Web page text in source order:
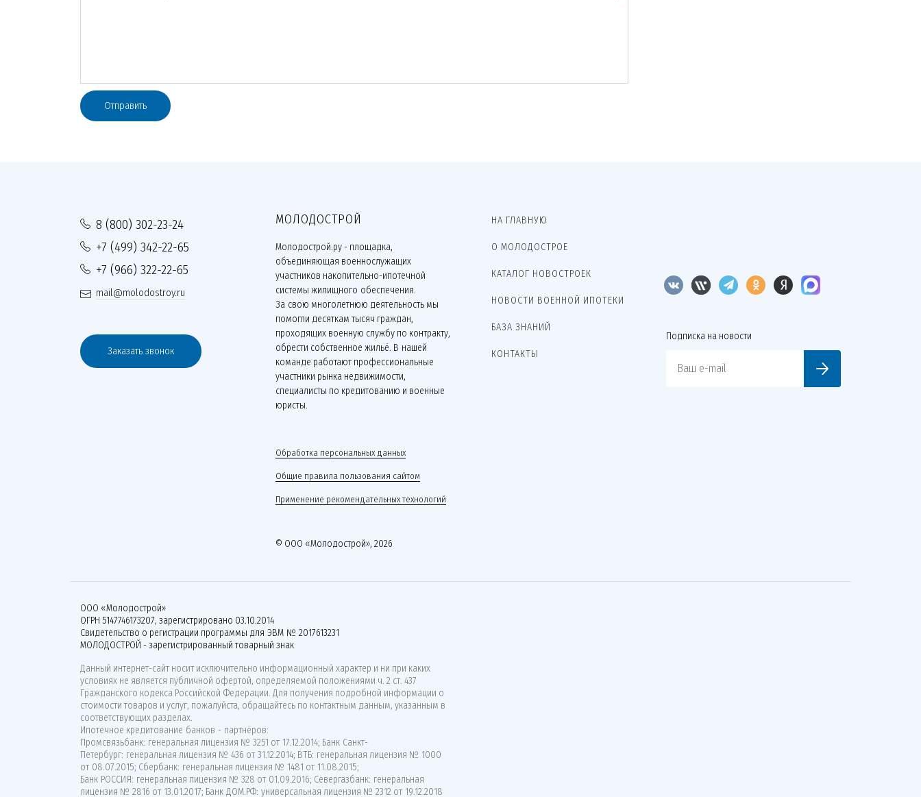
Отправить
8 (800) 302-23-24
+7 (499) 342-22-65
+7 (966) 322-22-65
mail@molodostroy.ru
Заказать звонок
МОЛОДОСТРОЙ
Молодострой.ру - площадка,
объединяющая военнослужащих
участников накопительно-ипотечной
системы жилищного обеспечения.
За свою многолетнюю деятельность мы
помогли десяткам тысяч граждан,
проходящих военную службу по контракту,
обрести собственное жильё. В нашей
команде работают профессиональные
участники рынка недвижимости,
специалисты по кредитованию и военные
юристы.
Обработка персональных данных
Общие правила пользования сайтом
Применение рекомендательных технологий
© ООО «Молодострой», 2026
НА ГЛАВНУЮ
О МОЛОДОСТРОЕ
КАТАЛОГ НОВОСТРОЕК
НОВОСТИ ВОЕННОЙ ИПОТЕКИ
БАЗА ЗНАНИЙ
КОНТАКТЫ
Подписка на новости
Ваш e-mail
ООО «Молодострой»
ОГРН 5147746173207, зарегистрировано 03.10.2014
Свидетельство о регистрации программы для ЭВМ № 2017613231
МОЛОДОСТРОЙ - зарегистрированный товарный знак
Данный интернет-сайт носит исключительно информационный характер и ни при каких
условиях не является публичной офертой, определяемой положениями ч. 2 ст. 437
Гражданского кодекса Российской Федерации. Для получения подробной информации о
стоимости товаров и услуг, пожалуйста, обращайтесь по контактным данным, указанным в
соответствующих разделах.
Ипотечное кредитование банков - партнёров:
Промсвязьбанк: генеральная лицензия № 3251 от 17.12.2014; Банк Санкт-
Петербург: генеральная лицензия № 436 от 31.12.2014; ВТБ: генеральная лицензия № 1000
от 08.07.2015; Сбербанк: генеральная лицензия № 1481 от 11.08.2015;
Банк РОССИЯ: генеральная лицензия № 328 от 01.09.2016; Севергазбанк: генеральная
лицензия № 2816 от 13.01.2017; Банк ДОМ.РФ: универсальная лицензия № 2312 от 19.12.2018